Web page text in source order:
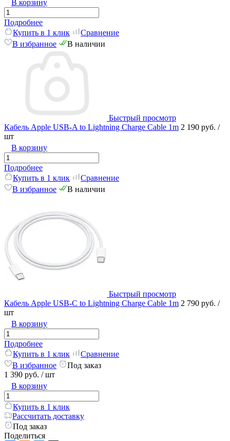
В корзину
Подробнее
Купить в 1 клик
Сравнение
В избранное
В наличии
Быстрый просмотр
Кабель Apple USB-A to Lightning Charge Cable 1m 2 190 руб. /
шт
В корзину
Подробнее
Купить в 1 клик
Сравнение
В избранное
В наличии
Быстрый просмотр
Кабель Apple USB-C to Lightning Charge Cable 1m 2 790 руб. /
шт
В корзину
Подробнее
Купить в 1 клик
Сравнение
В избранное
Под заказ
1 390 руб. / шт
В корзину
Купить в 1 клик
Рассчитать доставку
Под заказ
Поделиться